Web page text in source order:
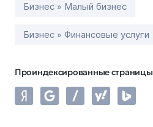
Бизнес » Малый бизнес
Бизнес » Финансовые услуги
Проиндексированные страницы